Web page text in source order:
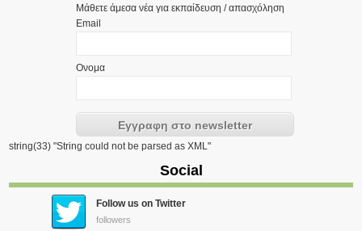
Μάθετε άμεσα νέα για εκπαίδευση / απασχόληση
Email
Ονομα
string(33) "String could not be parsed as XML"
Social
Follow us on Twitter
followers